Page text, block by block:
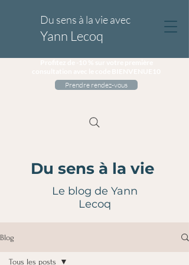
Du sens à la vie avec
Yann Lecoq
Prendre rendez-vous
Du sens à la vie
Le blog de Yann
Lecoq
Blog
Tous les posts